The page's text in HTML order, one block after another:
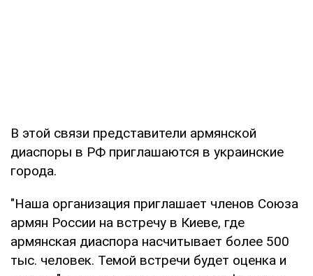
В этой связи представители армянской
диаспоры в РФ приглашаются в украинские
города.
"Наша организация приглашает членов Союза
армян России на встречу в Киеве, где
армянская диаспора насчитывает более 500
тыс. человек. Темой встречи будет оценка и